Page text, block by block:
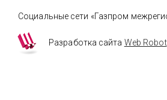
Социальные сети «Газпром
Разработка сайта Web Robot